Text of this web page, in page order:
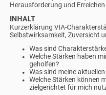
Herausforderung und Erreichen
INHALT
Kurzerklärung VIA-
Selbstwirksamkeit, Zuversicht
Was sind
Welche Stärken haben
geholfen?
Was sind meine
Welche Stärken können
zielgerichtet für mich